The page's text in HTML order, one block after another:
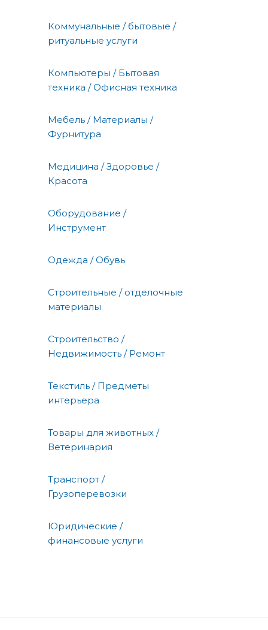
Коммунальные / бытовые /
ритуальные услуги
Компьютеры / Бытовая
техника / Офисная техника
Мебель / Материалы /
Фурнитура
Медицина / Здоровье /
Красота
Оборудование /
Инструмент
Одежда / Обувь
Строительные / отделочные
материалы
Строительство /
Недвижимость / Ремонт
Текстиль / Предметы
интерьера
Товары для животных /
Ветеринария
Транспорт /
Грузоперевозки
Юридические /
финансовые услуги